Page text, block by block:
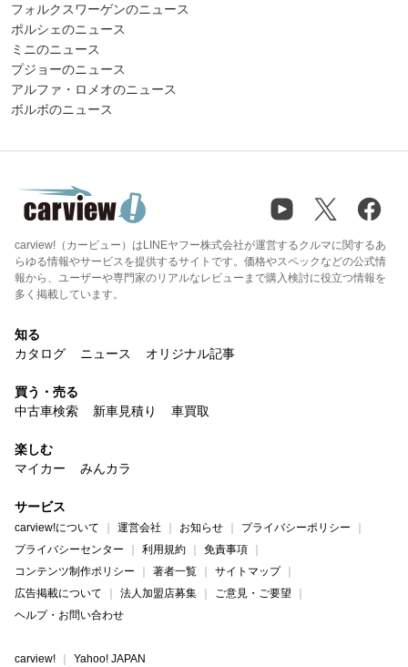
フォルクスワーゲンのニュース
ポルシェのニュース
ミニのニュース
プジョーのニュース
アルファ・ロメオのニュース
ボルボのニュース
carview!（カービュー）はLINEヤフー株式会社が運営するクルマに関するあ
らゆる情報やサービスを提供するサイトです。価格やスペックなどの公式情
報から、ユーザーや専門家のリアルなレビューまで購入検討に役立つ情報を
多く掲載しています。
知る
カタログ
ニュース オリジナル記事
買う・売る
中古車検索
新車見積り 車買取
楽しむ
マイカー
みんカラ
サービス
carview!について 運営会社 お知らせ
プライバシーポリシー
プライバシーセンター
利用規約
免責事項
コンテンツ制作ポリシー
著者一覧
サイトマップ
広告掲載について
法人加盟店募集
ご意見・ご要望
ヘルプ・お問い合わせ
carview! Yahoo! JAPAN